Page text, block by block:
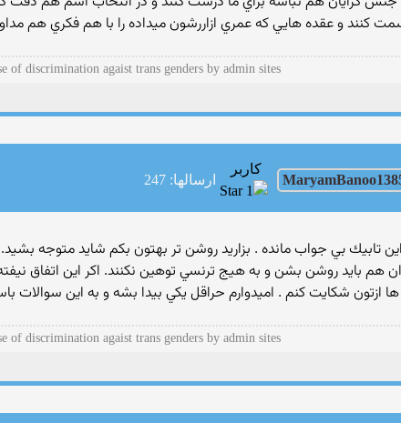
كنند و عقده هايي كه عمري ازاررشون ميداده را با هم فكري هم
of discrimination agaist trans genders by admin sites
کاربر
ارسالها: 247
تابيك بي جواب مانده . بزاريد روشن تر بهتون بكم شايد متوجه
هم بايد روشن بشن و به هيج ترنسي توهين نكنند. اكر اين اتفاق
ازتون شكايت كنم . اميدوارم حراقل يكي بيدا بشه و به اين سوالات
of discrimination agaist trans genders by admin sites